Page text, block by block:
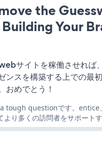
the
Building Your
サイトを稼働させれば
ンスを構築する上での最
おめでとう！
tough questionです。entice
より多くの訪問者をサポート